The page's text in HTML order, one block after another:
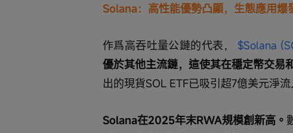
Solana：高性能優勢凸顯，生態應用爆
作爲高吞吐量公鏈的代表， $Solana
優於其他主流鏈，這使其在穩定幣交易
出的現貨SOL ETF已吸引超7億美元淨
Solana在2025年末RWA規模創新高。